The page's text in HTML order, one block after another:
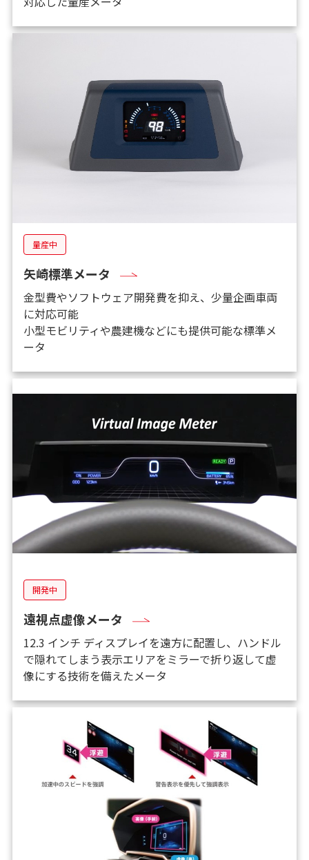
量産中
矢崎標準メータ
金型費やソフトウェア開発費を抑え、少量企画車両
に対応可能
小型モビリティや農建機などにも提供可能な標準メ
ータ
開発中
遠視点虚像メータ
12.3 インチ ディスプレイを遠方に配置し、ハンドル
で隠れてしまう表示エリアをミラーで折り返して虚
像にする技術を備えたメータ